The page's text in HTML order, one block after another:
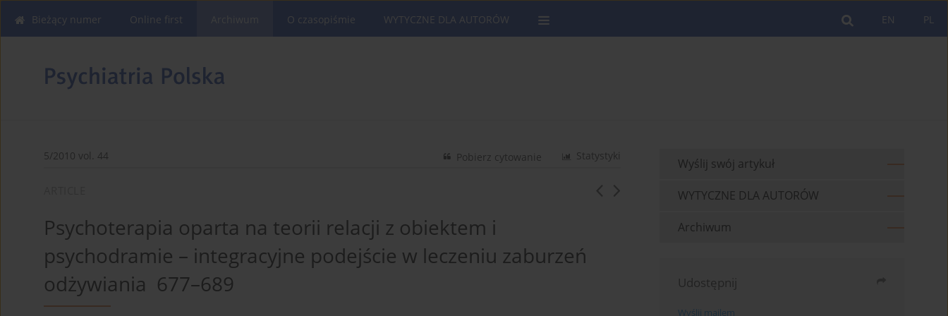
PL
EN
Bieżący numer Online first O czasopiśmie WYTYCZNE DLA AUTORÓW
5/2010 vol. 44 Statystyki
Pobierz cytowanie
Psychoterapia oparta na teorii relacji z obiektem i
psychodramie – integracyjne podejście w leczeniu zaburzeń
odżywiania 677–689
Wyślij swój artykuł
WYTYCZNE DLA AUTORÓW
Archiwum
Udostępnij
Wyślij mailem